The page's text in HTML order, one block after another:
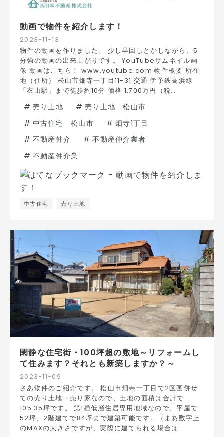
2023-11-13
動画で物件を紹介します！
中古住宅 売り土地
物件の動画を作りました。 少し早回しとかしながら、5
分強の動画の出来上がりです。 YouTubeサムネイル画
像 動画はこちら！ www.youtube.com 物件概要 所在
地（住所） 松山市畑寺一丁目11-31 交通 伊予鉄高浜線
「衣山駅」まで徒歩約10分 価格 1,700万円（税…
# 売り土地 # 売り土地 松山市
# 中古住宅 松山市 # 畑寺1丁目
# 不動産仲介 # 不動産仲介業者
# 不動産仲介業
2023-11-09
閑静な住宅街・100坪超の敷地～リフォームし
て住みます？それとも新築しますか？～
さあ物件のご紹介です。 松山市畑寺一丁目で2区画併せ
ての売り土地・売り家なので、土地の面積は合計で
105.35坪です。 第1種低層住居専用地域なので、平屋で
52坪、2階建てで84坪まで建築可能です。（まあ数字上
のMAXの大きさですが、実際に建てられる場合は…